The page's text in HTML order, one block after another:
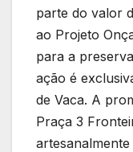
parte do valor
ao Projeto
para a
ação é
de Vaca. A
Praça 3